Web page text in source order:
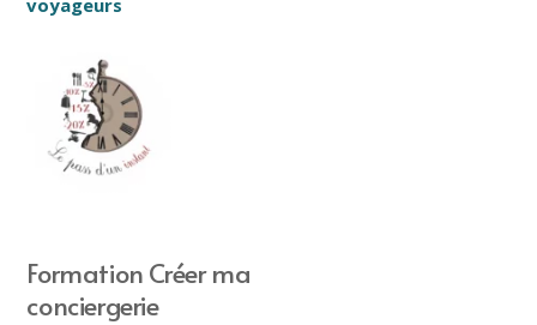
voyageurs
Formation Créer ma
conciergerie